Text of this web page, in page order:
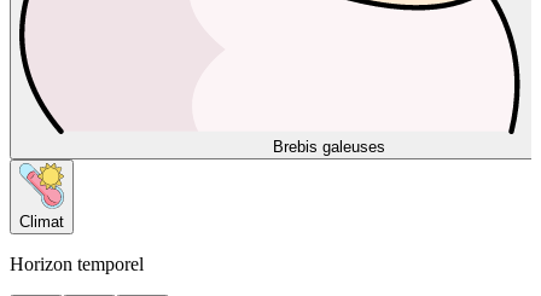
Brebis galeuses
Climat
Horizon temporel